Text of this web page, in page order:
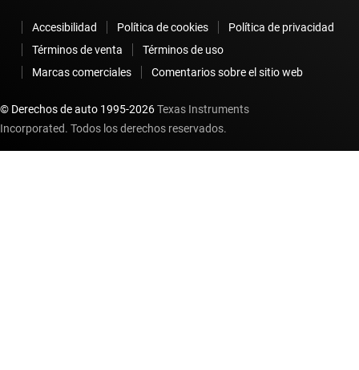
Accesibilidad Política de cookies
Política de privacidad
Términos de venta
Términos de uso
Marcas comerciales
Comentarios sobre el sitio web
© Derechos de auto 1995-2026Texas Instruments
Incorporated. Todos los derechos reservados.